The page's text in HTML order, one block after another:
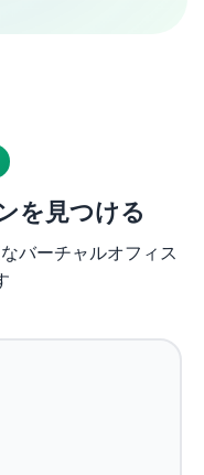
を見つける
バーチャルオフィス